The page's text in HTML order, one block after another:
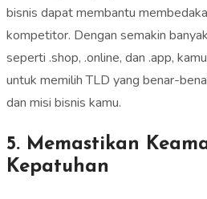
bisnis dapat membantu
kompetitor. Dengan semakin
seperti .shop, .online, dan .app,
untuk memilih TLD yang benar-
dan misi bisnis kamu.
5. Memastikan
Kepatuhan